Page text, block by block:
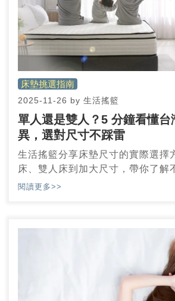
床墊挑選指南
2025-11-26 by 生活搖籃
單人還是雙人？5 分鐘看懂台
異，選對尺寸不踩雷
生活搖籃分享床墊尺寸的實際選擇
床、雙人床到加大尺寸，帶你了解
配置與使用上的差別
閱讀更多>>